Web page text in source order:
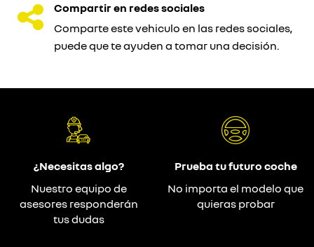
Compartir en redes sociales
Comparte este vehiculo en las redes sociales,
puede que te ayuden a tomar una decisión.
¿Necesitas algo?
Nuestro equipo de
asesores responderán
tus dudas
Prueba tu futuro coche
No importa el modelo que
quieras probar